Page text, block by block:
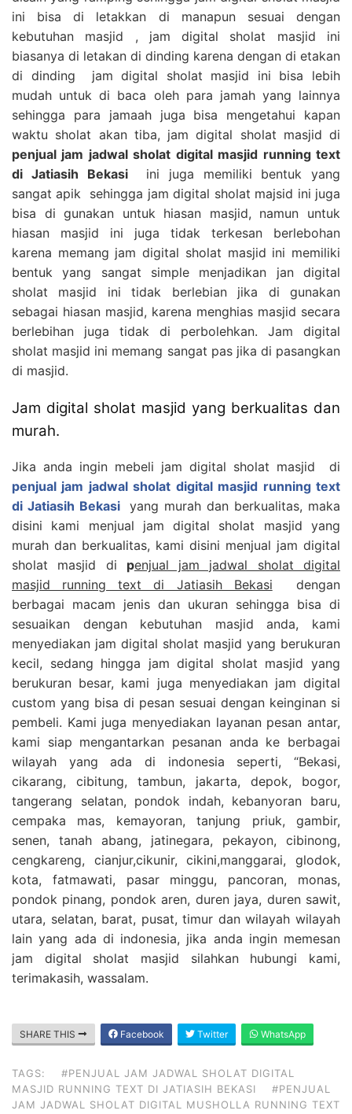
ini bisa di letakkan di manapun sesuai dengan
kebutuhan masjid , jam digital sholat masjid ini
biasanya di letakan di dinding karena dengan di etakan
di dinding jam digital sholat masjid ini bisa lebih
mudah untuk di baca oleh para jamah yang lainnya
sehingga para jamaah juga bisa mengetahui kapan
waktu sholat akan tiba, jam digital sholat masjid di
penjual jam jadwal sholat digital masjid running text
di Jatiasih Bekasiini juga memiliki bentuk yang
sangat apik sehingga jam digital sholat majsid ini juga
bisa di gunakan untuk hiasan masjid, namun untuk
hiasan masjid ini juga tidak terkesan berlebohan
karena memang jam digital sholat masjid ini memiliki
bentuk yang sangat simple menjadikan jan digital
sholat masjid ini tidak berlebian jika di gunakan
sebagai hiasan masjid, karena menghias masjid secara
berlebihan juga tidak di perbolehkan. Jam digital
sholat masjid ini memang sangat pas jika di pasangkan
di masjid.
Jam digital sholat masjid yang berkualitas dan
murah.
Jika anda ingin mebeli jam digital sholat masjid di
penjual jam jadwal sholat digital masjid running text
di Jatiasih Bekasi yang murah dan berkualitas, maka
disini kami menjual jam digital sholat masjid yang
murah dan berkualitas, kami disini menjual jam digital
sholat masjid di penjual jam jadwal sholat digital
masjid running text di Jatiasih Bekasi dengan
berbagai macam jenis dan ukuran sehingga bisa di
sesuaikan dengan kebutuhan masjid anda, kami
menyediakan jam digital sholat masjid yang berukuran
kecil, sedang hingga jam digital sholat masjid yang
berukuran besar, kami juga menyediakan jam digital
custom yang bisa di pesan sesuai dengan keinginan si
pembeli. Kami juga menyediakan layanan pesan antar,
kami siap mengantarkan pesanan anda ke berbagai
wilayah yang ada di indonesia seperti, “Bekasi,
cikarang, cibitung, tambun, jakarta, depok, bogor,
tangerang selatan, pondok indah, kebanyoran baru,
cempaka mas, kemayoran, tanjung priuk, gambir,
senen, tanah abang, jatinegara, pekayon, cibinong,
cengkareng, cianjur,cikunir, cikini,manggarai, glodok,
kota, fatmawati, pasar minggu, pancoran, monas,
pondok pinang, pondok aren, duren jaya, duren sawit,
utara, selatan, barat, pusat, timur dan wilayah wilayah
lain yang ada di indonesia, jika anda ingin memesan
jam digital sholat masjid silahkan hubungi kami,
terimakasih, wassalam.
SHARE THIS Facebook Twitter WhatsApp
TAGS:
#PENJUAL JAM JADWAL SHOLAT DIGITAL
MASJID RUNNING TEXT DI JATIASIH BEKASI
#PENJUAL
JAM JADWAL SHOLAT DIGITAL MUSHOLLA RUNNING TEXT